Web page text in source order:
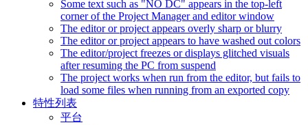
Some text such as "NO DC" appears in the top-left
corner of the Project Manager and editor window
The editor or project appears overly sharp or blurry
The editor or project appears to have washed out colors
The editor/project freezes or displays glitched visuals
after resuming the PC from suspend
The project works when run from the editor, but fails to
load some files when running from an exported copy
特性列表
平台